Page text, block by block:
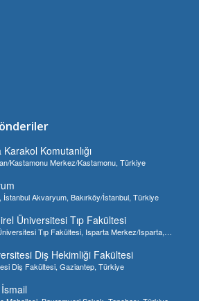
Komutanlığı
Kastamonu Merkez/Kastamonu, Türkiye
İstanbul Akvaryum, Bakırköy/İstanbul, Türkiye
Üniversitesi Tıp Fakültesi
Tıp Fakültesi, Isparta Merkez/Isparta,
Diş Hekimliği Fakültesi
Diş Fakültesi, Gaziantep, Türkiye